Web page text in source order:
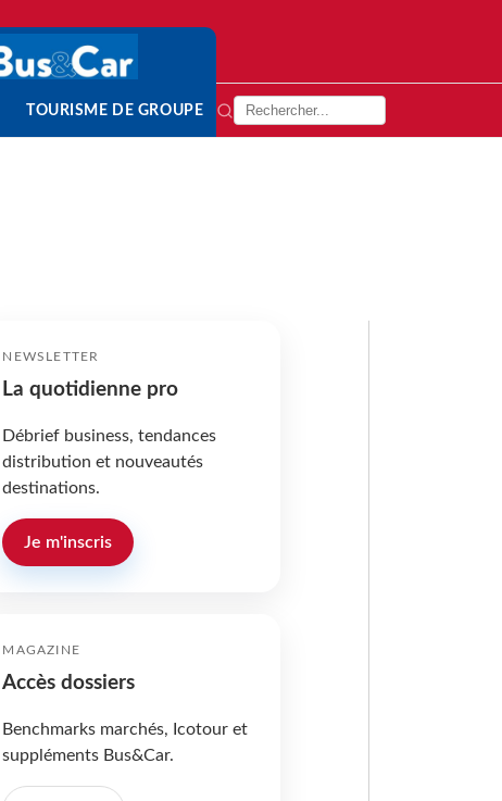
TOURISME DE GROUPE
NEWSLETTER
La quotidienne pro
Débrief business, tendances
distribution et nouveautés
destinations.
Je m'inscris
MAGAZINE
Accès dossiers
Benchmarks marchés, Icotour et
suppléments Bus&Car.